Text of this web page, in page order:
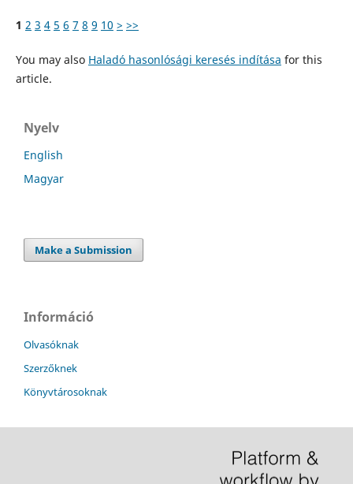
1 2 3 4 5 6 7 8 9 10 > >>
You may also Haladó hasonlósági keresés indítása for this
article.
Nyelv
English
Magyar
Make a Submission
Információ
Olvasóknak
Szerzőknek
Könyvtárosoknak